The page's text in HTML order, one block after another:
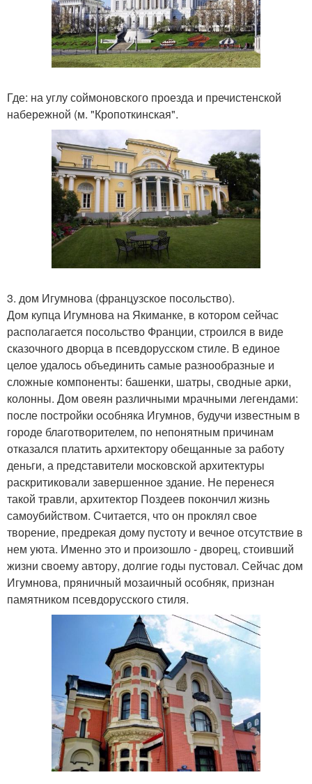
Где: на углу соймоновского проезда и пречистенской
набережной (м. "Кропоткинская".
3. дом Игумнова (французское посольство).
Дом купца Игумнова на Якиманке, в котором сейчас
располагается посольство Франции, строился в виде
сказочного дворца в псевдорусском стиле. В единое
целое удалось объединить самые разнообразные и
сложные компоненты: башенки, шатры, сводные арки,
колонны. Дом овеян различными мрачными легендами:
после постройки особняка Игумнов, будучи известным в
городе благотворителем, по непонятным причинам
отказался платить архитектору обещанные за работу
деньги, а представители московской архитектуры
раскритиковали завершенное здание. Не перенеся
такой травли, архитектор Поздеев покончил жизнь
самоубийством. Считается, что он проклял свое
творение, предрекая дому пустоту и вечное отсутствие в
нем уюта. Именно это и произошло - дворец, стоивший
жизни своему автору, долгие годы пустовал. Сейчас дом
Игумнова, пряничный мозаичный особняк, признан
памятником псевдорусского стиля.